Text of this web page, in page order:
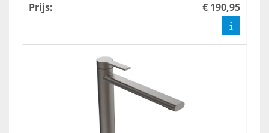
Prijs: € 190,95